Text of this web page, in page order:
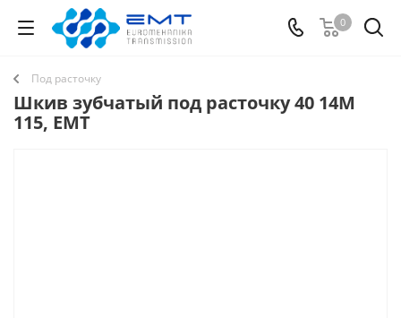
0
Под расточку
Шкив зубчатый под расточку 40 14M
115, EMT